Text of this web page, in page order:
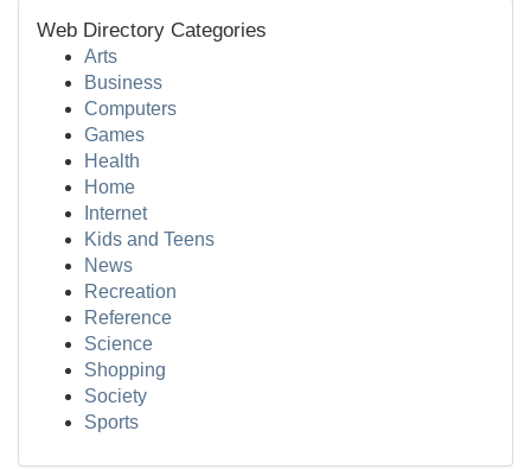
Web Directory Categories
Arts
Business
Computers
Games
Health
Home
Internet
Kids and Teens
News
Recreation
Reference
Science
Shopping
Society
Sports